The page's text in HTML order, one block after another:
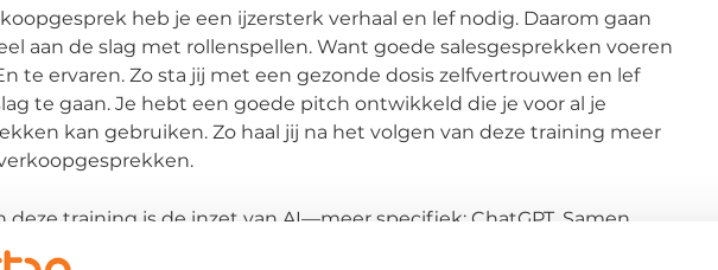
heb je een ijzersterk verhaal en lef nodig. Daarom gaan
aan de slag met rollenspellen. Want goede salesgesprekken voeren
te ervaren. Zo sta jij met een gezonde dosis zelfvertrouwen en lef
te gaan. Je hebt een goede pitch ontwikkeld die je voor al je
kan gebruiken. Zo haal jij na het volgen van deze training meer
deze training is de inzet van AI—meer specifiek: ChatGPT. Samen
kennisbron en coach kan worden benut tijdens alle fasen van een